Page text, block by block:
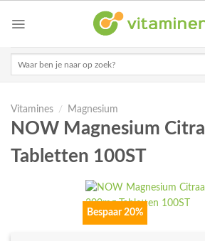
Vitamines / Magnesium
NOW Magnesium
Tabletten 100ST
Bespaar 20%